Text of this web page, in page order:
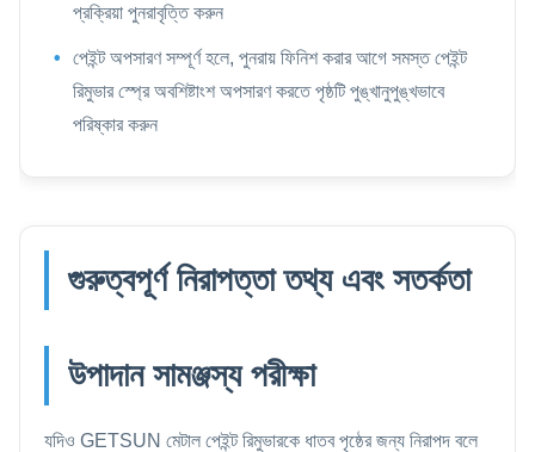
প্রক্রিয়া পুনরাবৃত্তি করুন
পেইন্ট অপসারণ সম্পূর্ণ হলে, পুনরায় ফিনিশ করার আগে সমস্ত পেইন্ট
রিমুভার স্প্রে অবশিষ্টাংশ অপসারণ করতে পৃষ্ঠটি পুঙ্খানুপুঙ্খভাবে
পরিষ্কার করুন
গুরুত্বপূর্ণ নিরাপত্তা তথ্য এবং সতর্কতা
উপাদান সামঞ্জস্য পরীক্ষা
যদিও GETSUN মেটাল পেইন্ট রিমুভারকে ধাতব পৃষ্ঠের জন্য নিরাপদ বলে